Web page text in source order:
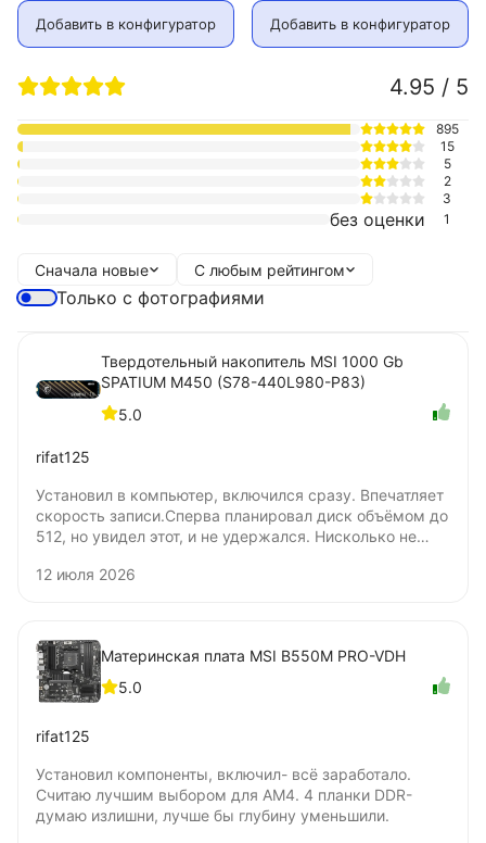
Добавить в конфигуратор Добавить в конфигуратор
4.95 / 5
895
15
5
2
3
без оценки 1
Сначала новые С любым рейтингом
Только с фотографиями
Твердотельный накопитель MSI 1000 Gb
SPATIUM M450 (S78-440L980-P83)
5.0
rifat125
Установил в компьютер, включился сразу. Впечатляет
скорость записи.Сперва планировал диск объёмом до
512, но увидел этот, и не удержался. Нисколько не
только, бумажную наклейку нужно удалять для
12 июля 2026
Материнская плата MSI B550M PRO-VDH
5.0
rifat125
Установил компоненты, включил- всё заработало.
Считаю лучшим выбором для AM4. 4 планки DDR-
думаю излишни, лучше бы глубину уменьшили.